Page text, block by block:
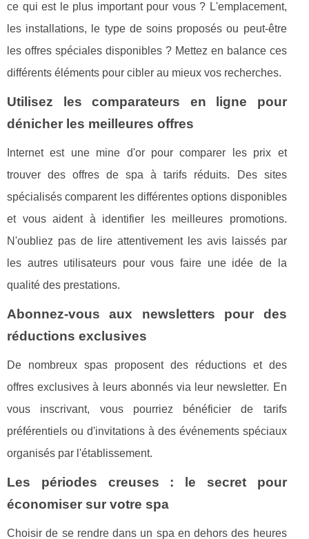
ce qui est le plus important pour vous ? L'emplacement,
les installations, le type de soins proposés ou peut-être
les offres spéciales disponibles ? Mettez en balance ces
différents éléments pour cibler au mieux vos recherches.
Utilisez les comparateurs en ligne pour
dénicher les meilleures offres
Internet est une mine d'or pour comparer les prix et
trouver des offres de spa à tarifs réduits. Des sites
spécialisés comparent les différentes options disponibles
et vous aident à identifier les meilleures promotions.
N'oubliez pas de lire attentivement les avis laissés par
les autres utilisateurs pour vous faire une idée de la
qualité des prestations.
Abonnez-vous aux newsletters pour des
réductions exclusives
De nombreux spas proposent des réductions et des
offres exclusives à leurs abonnés via leur newsletter. En
vous inscrivant, vous pourriez bénéficier de tarifs
préférentiels ou d'invitations à des événements spéciaux
organisés par l'établissement.
Les périodes creuses : le secret pour
économiser sur votre spa
Choisir de se rendre dans un spa en dehors des heures